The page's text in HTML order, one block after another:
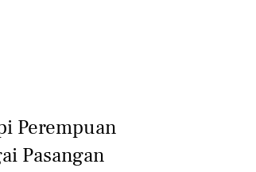
Perempuan
Pasangan